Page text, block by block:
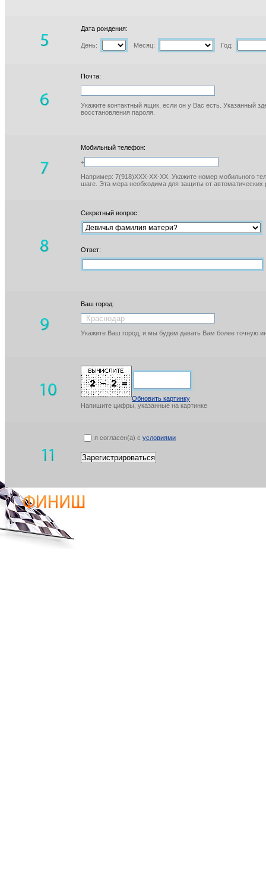
Дата рождения:
День: Месяц: Год:
Почта:
Укажите контактный ящик, если он у Вас есть. Указанный
восстановления пароля.
Мобильный телефон:
+
Например: 7(918)XXX-XX-XX. Укажите номер мобильного
шаге. Эта мера необходима для защиты от автоматических
Секретный вопрос:
Ответ:
Ваш город:
Укажите Ваш город, и мы будем давать Вам более точную
Обновить картинку
Напишите цифры, указанные на картинке
я согласен(а) с условиями
Зарегистрироваться